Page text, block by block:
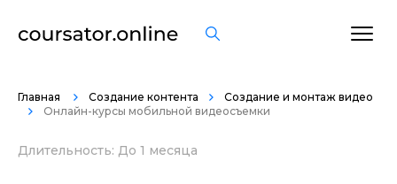
Главная Создание контента
Создание и монтаж видео
Онлайн-курсы мобильной видеосъемки
Длительность: До 1 месяца